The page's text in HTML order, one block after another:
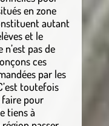
en zone
autant
et le
n’est pas de
ces
par les
toutefois
faire pour
tiens à